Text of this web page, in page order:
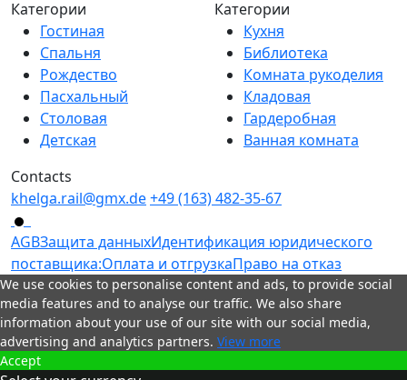
Категории
Гостиная
Спальня
Рождество
Пасхальный
Столовая
Детская
Категории
Кухня
Библиотека
Комната рукоделия
Кладовая
Гардеробная
Ванная комната
Contacts
khelga.rail@gmx.dе+49 (163) 482-35-67
AGBЗащита данныхИдентификация юридического
поставщика:Оплата и отгрузкаПраво на отказ
We use cookies to personalise content and ads, to provide social
media features and to analyse our traffic. We also share
information about your use of our site with our social media,
advertising and analytics partners. View more
Accept